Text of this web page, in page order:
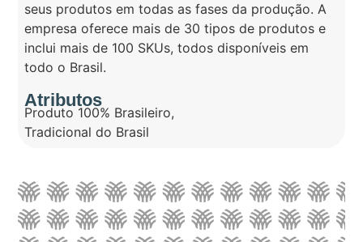
seus produtos em todas as fases da produção. A
empresa oferece mais de 30 tipos de produtos e
inclui mais de 100 SKUs, todos disponíveis em
todo o Brasil.
Atributos
Produto 100% Brasileiro,
Tradicional do Brasil